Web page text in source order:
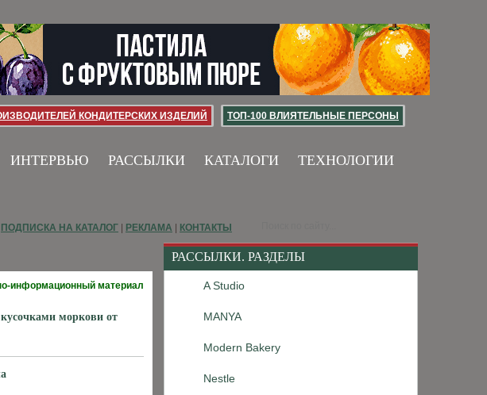
КОНДИТЕРСКИХ ИЗДЕЛИЙ ТОП-100 ВЛИЯТЕЛЬНЫЕ ПЕРСОНЫ
ИНТЕРВЬЮ РАССЫЛКИ КАТАЛОГИ ТЕХНОЛОГИИ
РАССЫЛКИ. РАЗДЕЛЫ
A Studio
MANYA
Modern Bakery
Nestle
ПОДПИСКА НА КАТАЛОГ РЕКЛАМА КОНТАКТЫ
информационный материал
моркови от